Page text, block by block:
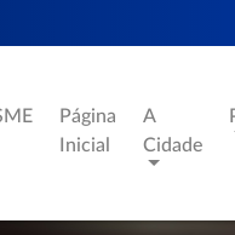
Página
Inicial
A
Cidade